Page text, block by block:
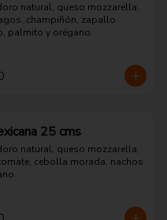
natural, queso mozzarella,
champiñón, zapallo
palmito y orégano.
25 cms
natural, queso mozzarella,
cebolla morada, nachos